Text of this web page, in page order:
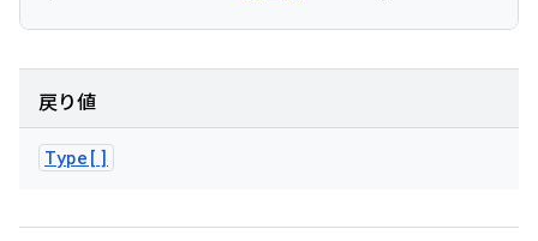
戻り値
Type[]